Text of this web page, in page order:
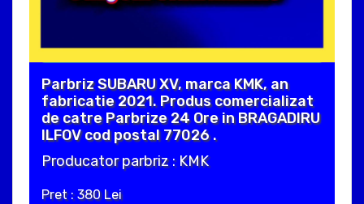
Parbriz SUBARU XV, marca KMK, an
fabricatie 2021. Produs comercializat
de catre Parbrize 24 Ore in BRAGADIRU
ILFOV cod postal 77026 .
Producator parbriz : KMK
Pret : 380 Lei